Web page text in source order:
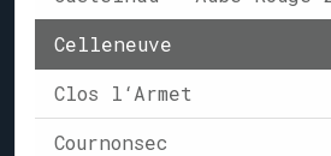
Celleneuve
Clos l‘Armet
Cournonsec